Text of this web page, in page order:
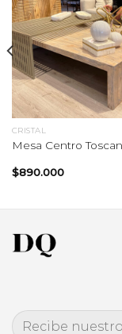
CRISTAL
Mesa Centro
$890.000